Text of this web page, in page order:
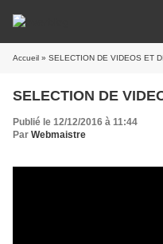
Accueil » SELECTION DE VIDEOS ET
SELECTION DE
Publié le 12/12/2016 à 11:44
Par Webmaistre